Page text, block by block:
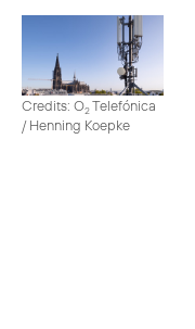
Credits: O2Telefónica
/ Henning Koepke